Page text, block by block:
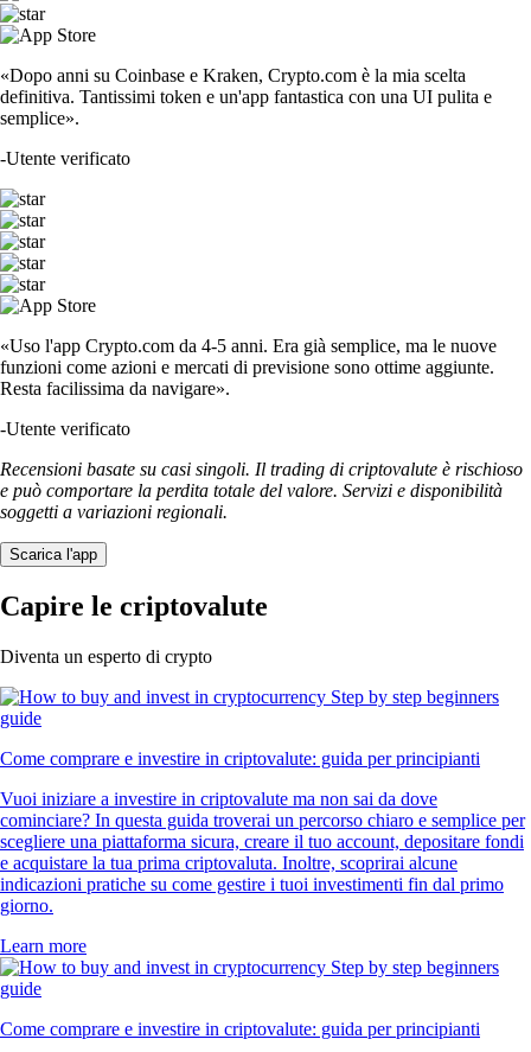
«Dopo anni su Coinbase e Kraken, Crypto.com è la mia scelta
definitiva. Tantissimi token e un'app fantastica con una UI pulita e
semplice».
-Utente verificato
«Uso l'app Crypto.com da 4-5 anni. Era già semplice, ma le nuove
funzioni come azioni e mercati di previsione sono ottime aggiunte.
Resta facilissima da navigare».
-Utente verificato
Recensioni basate su casi singoli. Il trading di criptovalute è rischioso
e può comportare la perdita totale del valore. Servizi e disponibilità
soggetti a variazioni regionali.
Scarica l'app
Capire le criptovalute
Diventa un esperto di crypto
Come comprare e investire in criptovalute: guida per principianti
Vuoi iniziare a investire in criptovalute ma non sai da dove
cominciare? In questa guida troverai un percorso chiaro e semplice per
scegliere una piattaforma sicura, creare il tuo account, depositare fondi
e acquistare la tua prima criptovaluta. Inoltre, scoprirai alcune
indicazioni pratiche su come gestire i tuoi investimenti fin dal primo
giorno.
Learn more
Come comprare e investire in criptovalute: guida per principianti